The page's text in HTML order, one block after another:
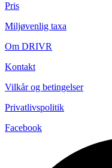
Pris
Miljøvenlig taxa
Om DRIVR
Kontakt
Vilkår og betingelser
Privatlivspolitik
Facebook